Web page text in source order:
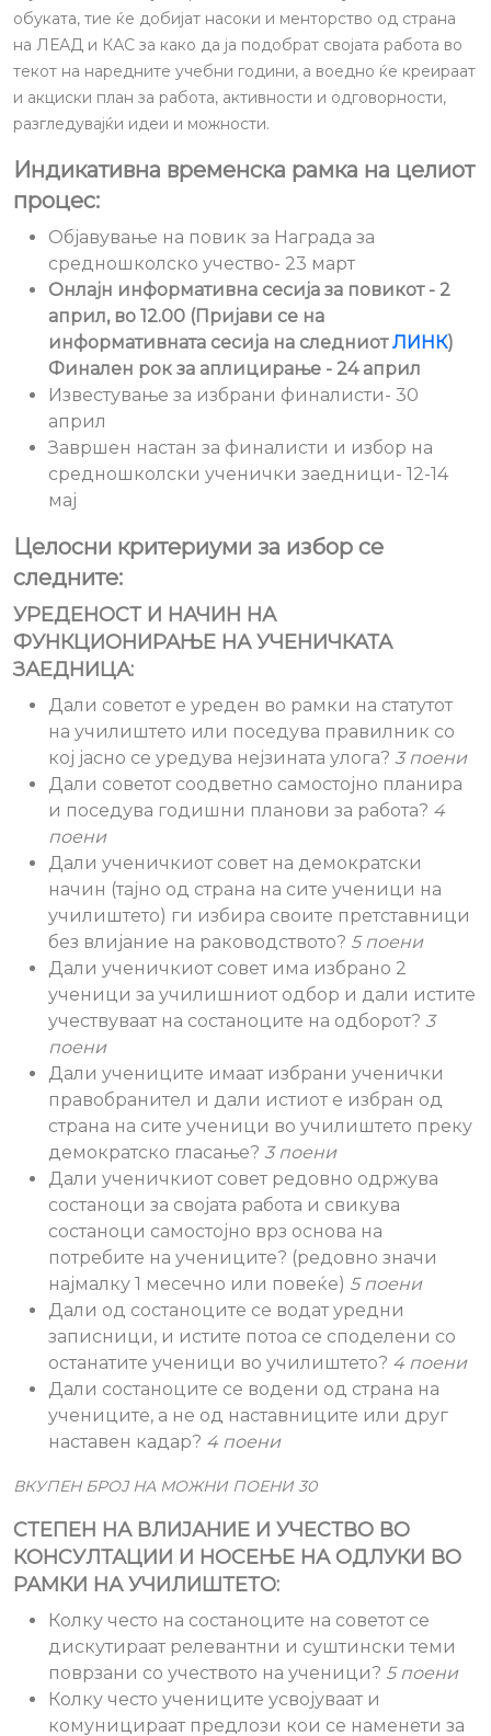
обуката, тие ќе добијат насоки и менторство од страна
на ЛЕАД и КАС за како да ја подобрат својата работа во
текот на наредните учебни години, а воедно ќе креираат
и акциски план за работа, активности и одговорности,
разгледувајќи идеи и можности.
Индикативна временска рамка на целиот
процес:
Објавување на повик за Награда за
средношколско учество- 23 март
Онлајн информативна сесија за повикот - 2
април, во 12.00 (Пријави се на
информативната сесија на следниотЛИНК)
Финален рок за аплицирање - 24 април
Известување за избрани финалисти- 30
април
Завршен настан за финалисти и избор на
средношколски ученички заедници- 12-14
мај
Целосни критериуми за избор се
следните:
УРЕДЕНОСТ И НАЧИН НА
ФУНКЦИОНИРАЊЕ НА УЧЕНИЧКАТА
ЗАЕДНИЦА:
Дали советот е уреден во рамки на статутот
на училиштето или поседува правилник со
кој јасно се уредува нејзината улога? 3 поени
Дали советот соодветно самостојно планира
и поседува годишни планови за работа? 4
поени
Дали ученичкиот совет на демократски
начин (тајно од страна на сите ученици на
училиштето) ги избира своите претставници
без влијание на раководството? 5 поени
Дали ученичкиот совет има избрано 2
ученици за училишниот одбор и дали истите
учествуваат на состаноците на одборот? 3
поени
Дали учениците имаат избрани ученички
правобранител и дали истиот е избран од
страна на сите ученици во училиштето преку
демократско гласање? 3 поени
Дали ученичкиот совет редовно одржува
состаноци за својата работа и свикува
состаноци самостојно врз основа на
потребите на учениците? (редовно значи
најмалку 1 месечно или повеќе) 5 поени
Дали од состаноците се водат уредни
записници, и истите потоа се споделени со
останатите ученици во училиштето? 4 поени
Дали состаноците се водени од страна на
учениците, а не од наставниците или друг
наставен кадар? 4 поени
ВКУПЕН БРОЈ НА МОЖНИ ПОЕНИ 30
СТЕПЕН НА ВЛИЈАНИЕ И УЧЕСТВО ВО
КОНСУЛТАЦИИ И НОСЕЊЕ НА ОДЛУКИ ВО
РАМКИ НА УЧИЛИШТЕТО:
Колку често на состаноците на советот се
дискутираат релевантни и суштински теми
поврзани со учеството на ученици? 5 поени
Колку често учениците усвојуваат и
комуницираат предлози кои се наменети за